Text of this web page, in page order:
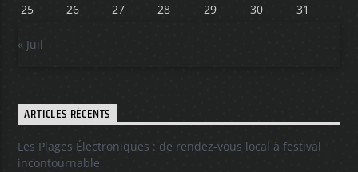
25
26 27 28 29 30 31
« Juil
ARTICLES RÉCENTS
Les Plages Électroniques : de rendez-vous local à festival
incontournable